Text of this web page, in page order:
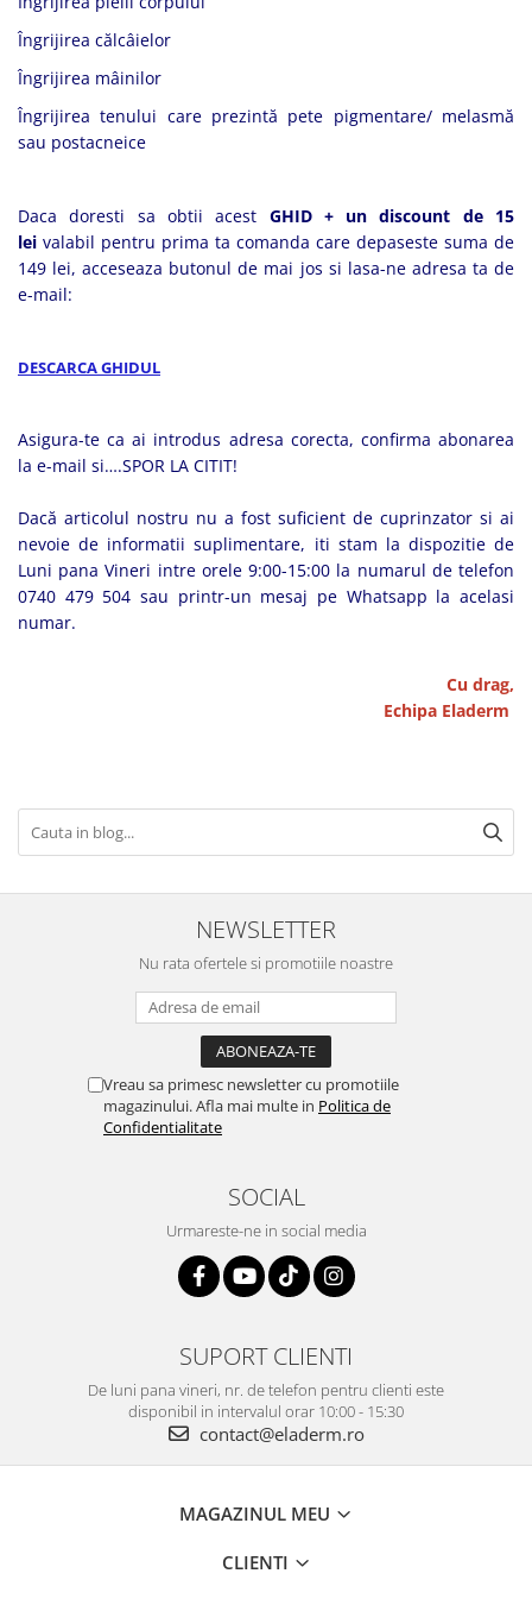
Îngrijirea călcâielor
Îngrijirea mâinilor
Îngrijirea tenului care prezintă pete pigmentare/ melasmă
sau postacneice
Daca doresti sa obtii acest GHID + un discount de 15
lei valabil pentru prima ta comanda care depaseste suma de
149 lei, acceseaza butonul de mai jos si lasa-ne adresa ta de
e-mail:
DESCARCA GHIDUL
Asigura-te ca ai introdus adresa corecta, confirma abonarea
la e-mail si….SPOR LA CITIT!
Dacă articolul nostru nu a fost suficient de cuprinzator si ai
nevoie de informatii suplimentare, iti stam la dispozitie de
Luni pana Vineri intre orele 9:00-15:00 la numarul de telefon
0740 479 504 sau printr-un mesaj pe Whatsapp la acelasi
numar.
Cu drag,
Echipa Eladerm
NEWSLETTER
Nu rata ofertele si promotiile noastre
Vreau sa primesc newsletter cu promotiile
magazinului. Afla mai multe in Politica de
Confidentialitate
SOCIAL
Urmareste-ne in social media
SUPORT CLIENTI
De luni pana vineri, nr. de telefon pentru clienti este
disponibil in intervalul orar 10:00 - 15:30
contact@eladerm.ro
MAGAZINUL MEU
CLIENTI